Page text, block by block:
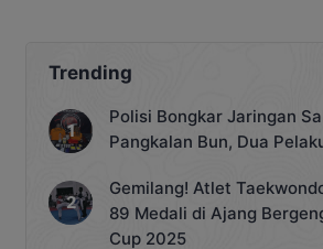
Trending
Polisi Bongkar Jaringan
Pangkalan Bun, Dua
Gemilang! Atlet
89 Medali di Ajang
Cup 2025